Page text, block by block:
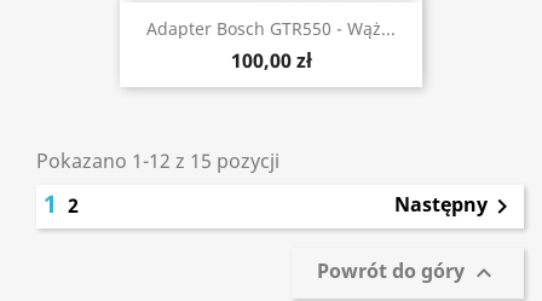
Adapter Bosch GTR550 - Wąż...
100,00 zł
Pokazano 1-12 z 15 pozycji
1 2 Następny 
Powrót do góry 